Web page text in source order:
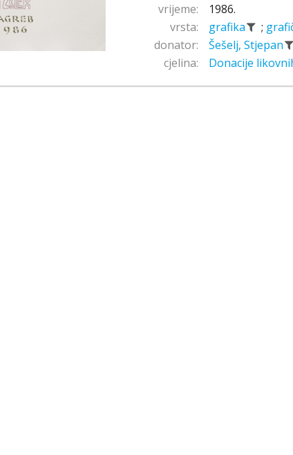
vrijeme:
1986.
vrsta:
grafika ;
donator:
Šešelj, Stjepan
cjelina:
Donacije